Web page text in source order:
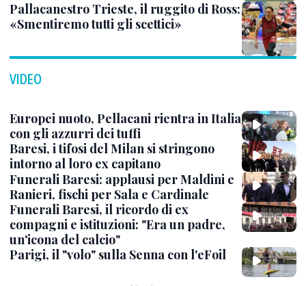
Pallacanestro Trieste, il ruggito di Ross:
«Smentiremo tutti gli scettici»
VIDEO
Europei nuoto, Pellacani rientra in Italia
con gli azzurri dei tuffi
Baresi, i tifosi del Milan si stringono
intorno al loro ex capitano
Funerali Baresi: applausi per Maldini e
Ranieri, fischi per Sala e Cardinale
Funerali Baresi, il ricordo di ex
compagni e istituzioni: "Era un padre,
un'icona del calcio"
Parigi, il "volo" sulla Senna con l'eFoil